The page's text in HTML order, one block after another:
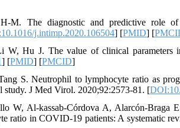
M. The diagnostic and predictive role
j.intimp.2020.106504] [PMID] [
Hu J. The value of clinical
] [PMID] [PMCID]
S. Neutrophil to lymphocyte ratio as
study. J Med Virol. 2020;92:2573-81. [
W, Al-kassab-Córdova A, Alarcón-Braga
ratio in COVID-19 patients: A systematic